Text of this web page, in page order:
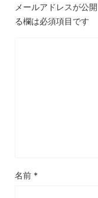
メールアドレスが公
る欄は必須項目です
名前 *